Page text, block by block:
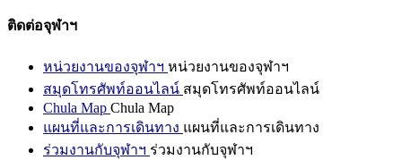
ติดต่อจุฬาฯ
หน่วยงานของจุฬาฯ หน่วยงานของจุฬาฯ
สมุดโทรศัพท์ออนไลน์ สมุดโทรศัพท์ออนไลน์
Chula Map Chula Map
แผนที่และการเดินทาง แผนที่และการเดินทาง
ร่วมงานกับจุฬาฯ ร่วมงานกับจุฬาฯ